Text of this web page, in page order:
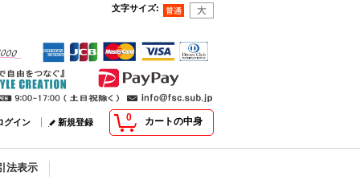
文字サイズ:
0 カートの中身
グイン 新規登録
法表示